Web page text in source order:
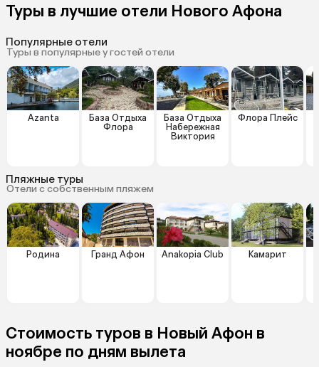
Туры в лучшие отели Нового Афона
Популярные отели
Туры в популярные у гостей отели
Azanta
База Отдыха
Флора
База Отдыха
Набережная
Виктория
Флора Плейс
Пляжные туры
Отели с собственным пляжем
Родина Гранд Афон Anakopia Club Камарит
Стоимость туров в Новый Афон в
ноябре по дням вылета